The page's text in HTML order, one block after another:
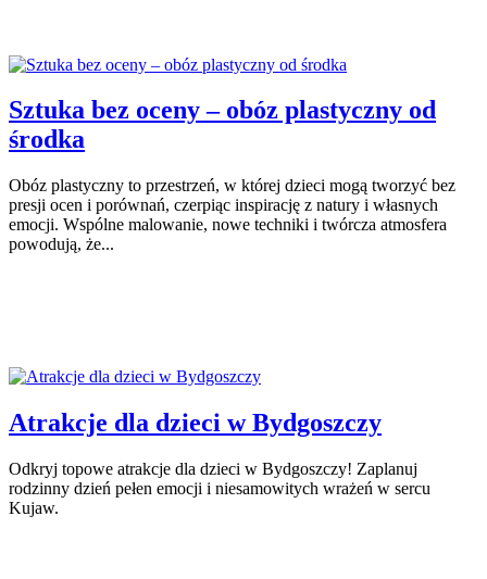
Sztuka bez oceny – obóz plastyczny od
środka
Obóz plastyczny to przestrzeń, w której dzieci mogą tworzyć bez
presji ocen i porównań, czerpiąc inspirację z natury i własnych
emocji. Wspólne malowanie, nowe techniki i twórcza atmosfera
powodują, że...
Atrakcje dla dzieci w Bydgoszczy
Odkryj topowe atrakcje dla dzieci w Bydgoszczy! Zaplanuj
rodzinny dzień pełen emocji i niesamowitych wrażeń w sercu
Kujaw.